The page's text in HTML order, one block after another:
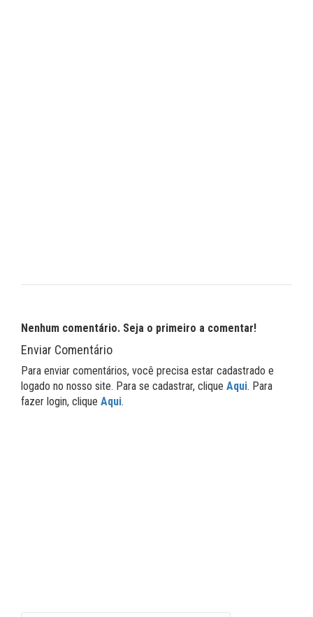
Nenhum comentário. Seja o primeiro a comentar!
Enviar Comentário
Para enviar comentários, você precisa estar cadastrado e
logado no nosso site. Para se cadastrar, clique Aqui. Para
fazer login, clique Aqui.